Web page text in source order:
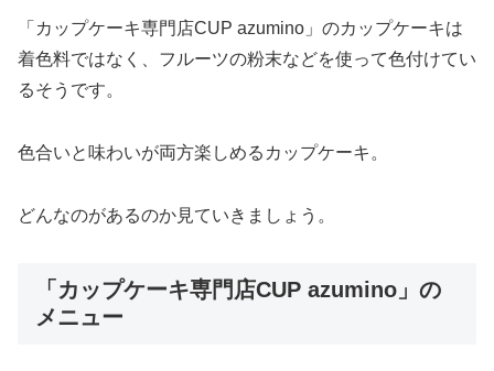
「カップケーキ専門店CUP azumino」のカップケーキは
着色料ではなく、フルーツの粉末などを使って色付けてい
るそうです。
色合いと味わいが両方楽しめるカップケーキ。
どんなのがあるのか見ていきましょう。
「カップケーキ専門店CUP azumino」の
メニュー